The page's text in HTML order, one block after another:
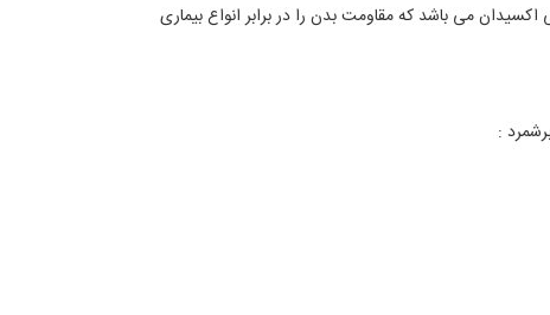
می باشد که مقاومت بدن را در برابر انواع بیماری
: